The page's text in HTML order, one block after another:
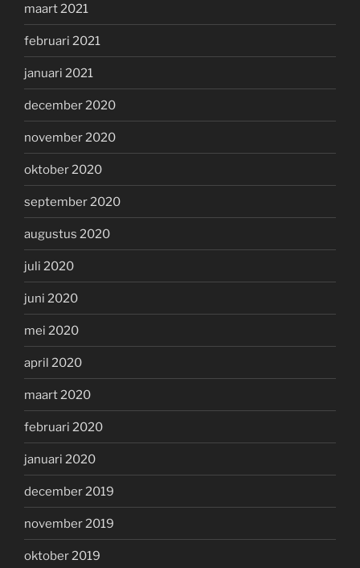
maart 2021
februari 2021
januari 2021
december 2020
november 2020
oktober 2020
september 2020
augustus 2020
juli 2020
juni 2020
mei 2020
april 2020
maart 2020
februari 2020
januari 2020
december 2019
november 2019
oktober 2019